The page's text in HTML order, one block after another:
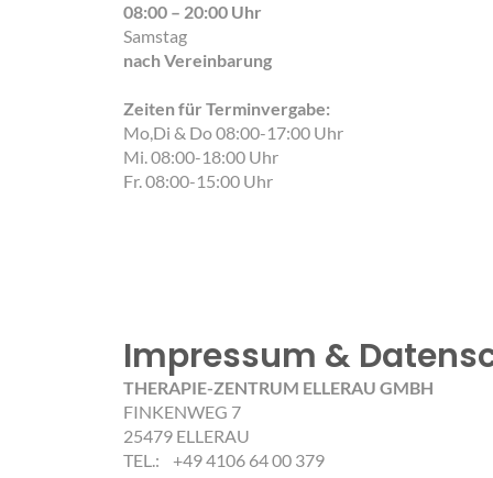
08:00 – 20:00 Uhr
Samstag
nach Vereinbarung
Zeiten für Terminvergabe:
Mo,Di & Do 08:00-17:00 Uhr
Mi. 08:00-18:00 Uhr
Fr. 08:00-15:00 Uhr
Impressum &
THERAPIE-ZENTRUM ELLERAU GMBH
FINKENWEG 7
25479 ELLERAU
TEL.: +49 4106 64 00 379